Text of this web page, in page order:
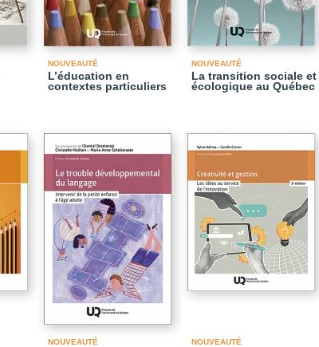
NOUVEAUTÉ
L’éducation en
contextes particuliers
NOUVEAUTÉ
La transition sociale et
écologique au Québec
NOUVEAUTÉ NOUVEAUTÉ